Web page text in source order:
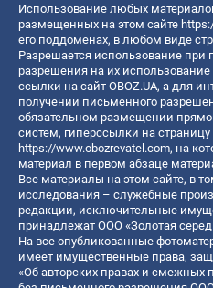
Использование любых
размещенных на этом сайте
его поддоменах, в любом виде
Разрешается использование при
разрешения на их
ссылки на сайт OBOZ.UA, а для
получении письменного
обязательном размещении
систем, гиперссылки на страницу
https://www.obozrevatel.com, на
материал в первом абзаце
Все материалы на этом сайте, в
исследования – служебные
редакции, исключительные
принадлежат ООО «Золотая
На все опубликованные
имеет имущественные права,
«Об авторских правах и смежных